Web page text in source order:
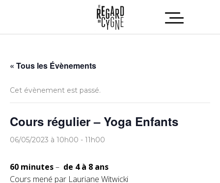
« Tous les Évènements
Cet évènement est passé.
Cours régulier – Yoga Enfants
06/05/2023 à 10h00 - 11h00
60 minutes– de 4 à 8 ans
Cours mené par Lauriane Witwicki